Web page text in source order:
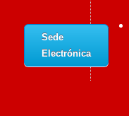
Sede
Electrónica